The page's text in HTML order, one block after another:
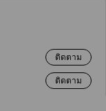
ติดตาม
ติดตาม